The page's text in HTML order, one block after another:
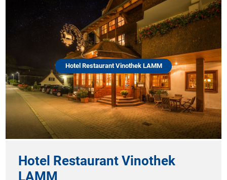
Hotel Restaurant Vinothek LAMM
Hotel Restaurant Vinothek
LAMM